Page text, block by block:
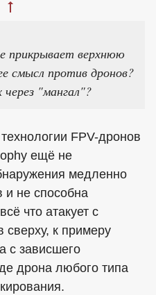
прикрывает верхнюю
смысл против дронов?
"мангал"?
FPV-дронов
ещё не
медленно
и не способна
что атакует с
сверху, к примеру
с зависшего
дрона любого типа